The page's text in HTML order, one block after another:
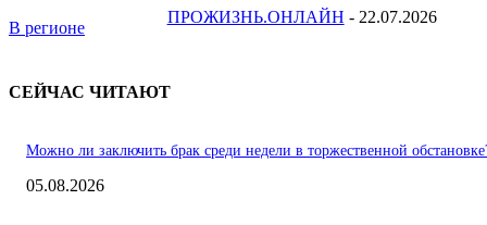
В регионе
ПРОЖИЗНЬ.ОНЛАЙН - 22.07.2026
СЕЙЧАС ЧИТАЮТ
Можно ли заключить брак среди недели в торжественной
05.08.2026